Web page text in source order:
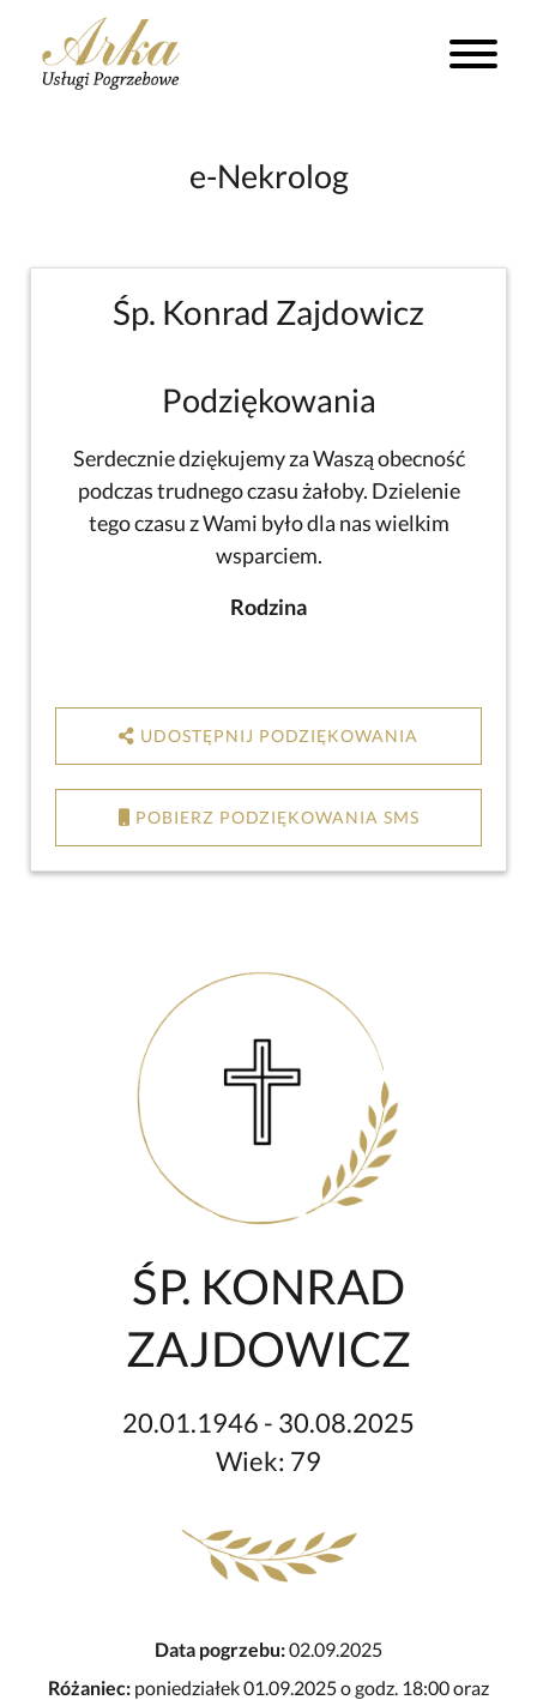
e-Nekrolog
Śp. Konrad Zajdowicz
Podziękowania
Serdecznie dziękujemy za Waszą obecność
podczas trudnego czasu żałoby. Dzielenie
tego czasu z Wami było dla nas wielkim
wsparciem.
Rodzina
UDOSTĘPNIJ PODZIĘKOWANIA
POBIERZ PODZIĘKOWANIA SMS
ŚP. KONRAD
ZAJDOWICZ
20.01.1946 - 30.08.2025
Wiek: 79
Data pogrzebu:02.09.2025
Różaniec: poniedziałek 01.09.2025 o godz. 18:00 oraz